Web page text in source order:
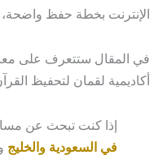
الإنترنت بخطة حفظ
في المقال ستتعرف على
أكاديمية لقمان لتحفيظ
إذا كنت تبحث عن
في السعودية والخليج